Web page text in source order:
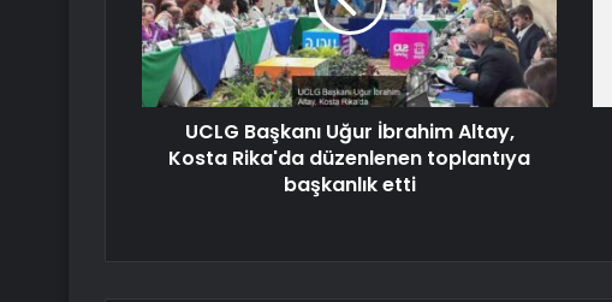
UCLG Başkanı Uğur İbrahim Altay,
Kosta Rika'da düzenlenen toplantıya
başkanlık etti